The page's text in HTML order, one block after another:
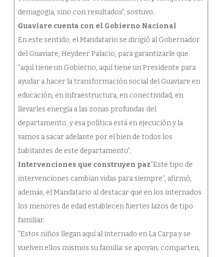
demagogia, sino con resultados”, sostuvo.
Guaviare cuenta con el Gobierno Nacional
En este sentido, el Mandatario se dirigió al Gobernador
del Guaviare, Heydeer Palacio, para garantizarle que
“aquí tiene un Gobierno, aquí tiene un Presidente para
ayudar a hacer la transformación social del Guaviare en
educación, en infraestructura, en conectividad, en
llevarles energía a las zonas profundas del
departamento, y esa política está en ejecución y la
vamos a sacar adelante por el bien de todos los
habitantes de este departamento”.
Intervenciones que construyen paz“Este tipo de
intervenciones cambian vidas para siempre”, afirmó,
además, el Mandatario al destacar que en los internados
los menores de edad establecen fuertes lazos de tipo
familiar.
“Estos niños llegan aquí al internado en La Carpa y se
vuelven ellos mismos su familia: se apoyan, comparten,